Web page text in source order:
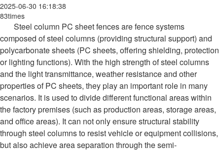
2025-06-30 16:18:38
83times
Steel column PC sheet fences are fence systems
composed of steel columns (providing structural support) and
polycarbonate sheets (PC sheets, offering shielding, protection
or lighting functions). With the high strength of steel columns
and the light transmittance, weather resistance and other
properties of PC sheets, they play an important role in many
scenarios. It is used to divide different functional areas within
the factory premises (such as production areas, storage areas,
and office areas). It can not only ensure structural stability
through steel columns to resist vehicle or equipment collisions,
but also achieve area separation through the semi-